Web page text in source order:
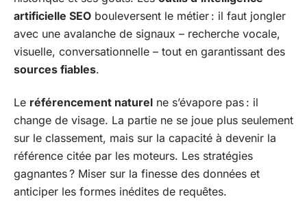
artificielle SEO bouleversent le métier : il faut jongler
avec une avalanche de signaux – recherche vocale,
visuelle, conversationnelle – tout en garantissant des
sources fiables.
Le référencement naturel ne s’évapore pas : il
change de visage. La partie ne se joue plus seulement
sur le classement, mais sur la capacité à devenir la
référence citée par les moteurs. Les stratégies
gagnantes ? Miser sur la finesse des données et
anticiper les formes inédites de requêtes.